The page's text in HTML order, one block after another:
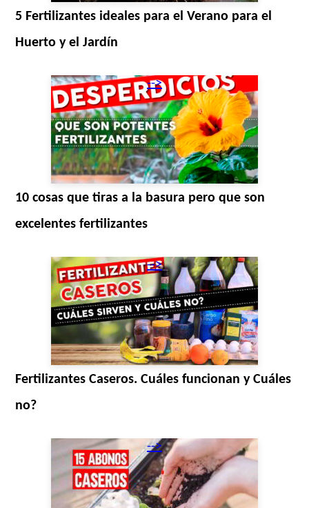
5 Fertilizantes ideales para el Verano para el
Huerto y el Jardín
-->
10 cosas que tiras a la basura pero que son
excelentes fertilizantes
-->
Fertilizantes Caseros. Cuáles funcionan y Cuáles
no?
-->